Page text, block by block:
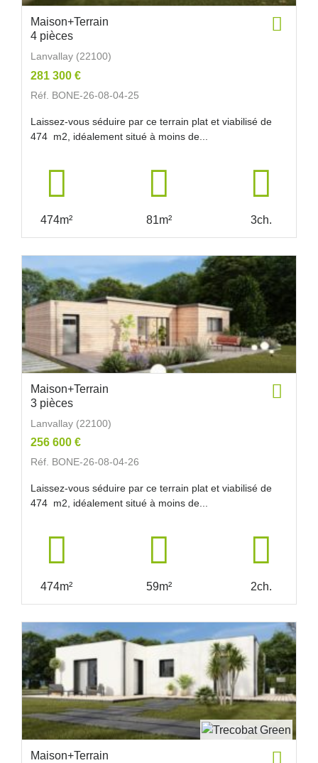
Maison+Terrain
4 pièces
Lanvallay (22100)
281 300 €
Réf. BONE-26-08-04-25
Laissez-vous séduire par ce terrain plat et viabilisé de
474 m2, idéalement situé à moins de...
474m² 81m² 3ch.
Maison+Terrain
3 pièces
Lanvallay (22100)
256 600 €
Réf. BONE-26-08-04-26
Laissez-vous séduire par ce terrain plat et viabilisé de
474 m2, idéalement situé à moins de...
474m² 59m² 2ch.
Maison+Terrain